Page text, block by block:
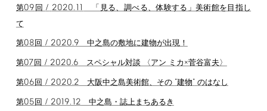
第09 回 / 2020.11
「見る、調べる、体験する」美術館を目指し
て
第08 回 / 2020.9 中之島の敷地に建物が出現！
第07 回 / 2020.6 スペシャル対談 〈アン ミカ×菅谷富夫〉
第06 回 / 2020.2 大阪中之島美術館、その "建物"のはなし
第05 回 / 2019.12 中之島・誌上まちあるき